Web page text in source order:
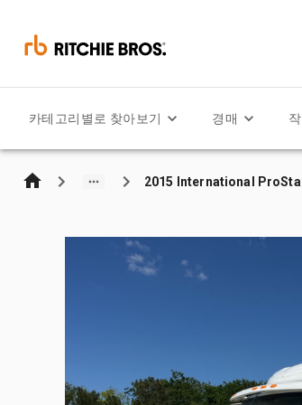
카테고리별로 찾아보기 경매
2015 International